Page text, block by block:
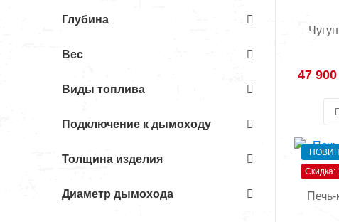
Глубина
Вес
Виды топлива
Подключение к дымоходу
Толщина изделия
Диаметр дымохода
47
Скидка: